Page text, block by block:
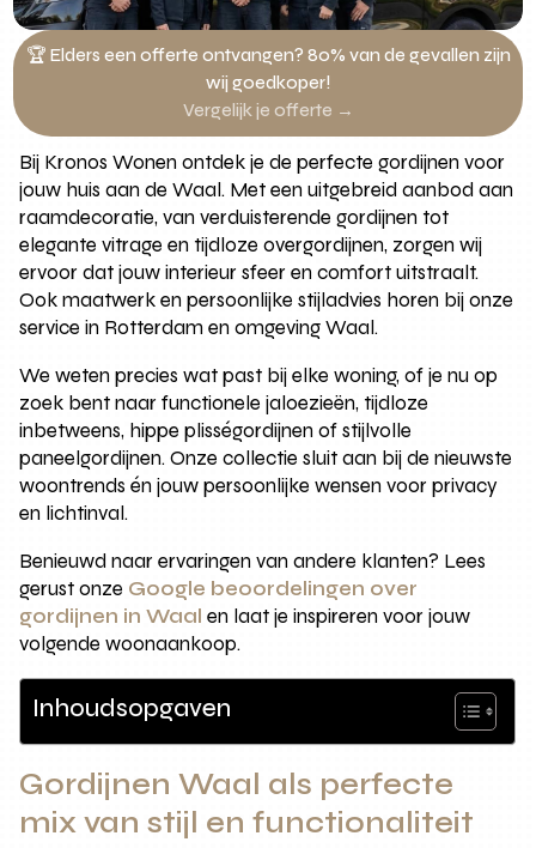
🏆 Elders een offerte ontvangen? 80% van de gevallen zijn
wij goedkoper!
Vergelijk je offerte →
Bij Kronos Wonen ontdek je de perfecte gordijnen voor
jouw huis aan de Waal. Met een uitgebreid aanbod aan
raamdecoratie, van verduisterende gordijnen tot
elegante vitrage en tijdloze overgordijnen, zorgen wij
ervoor dat jouw interieur sfeer en comfort uitstraalt.
Ook maatwerk en persoonlijke stijladvies horen bij onze
service in Rotterdam en omgeving Waal.
We weten precies wat past bij elke woning, of je nu op
zoek bent naar functionele jaloezieën, tijdloze
inbetweens, hippe plisségordijnen of stijlvolle
paneelgordijnen. Onze collectie sluit aan bij de nieuwste
woontrends én jouw persoonlijke wensen voor privacy
en lichtinval.
Benieuwd naar ervaringen van andere klanten? Lees
gerust onze Google beoordelingen over
gordijnen in Waal en laat je inspireren voor jouw
volgende woonaankoop.
Inhoudsopgaven
Gordijnen Waal als perfecte
mix van stijl en functionaliteit